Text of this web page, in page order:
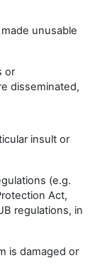
unusable
or
disseminated,
insult or
(e.g.
Act,
regulations, in
is damaged or